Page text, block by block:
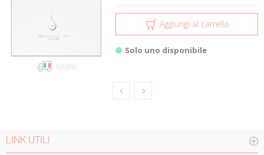
Gratis
Aggiungi al carrello
Solo uno disponibile
LINK UTILI